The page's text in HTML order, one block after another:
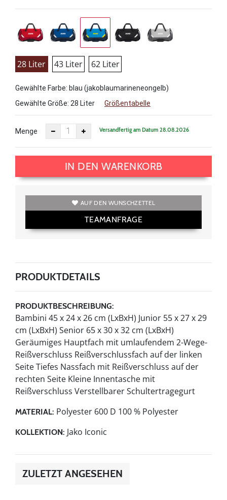
28 Liter 43 Liter 62 Liter
Gewählte Farbe: blau (jakoblaumarineneongelb)
Gewählte Größe: 28 Liter Größentabelle
Menge Versandfertig am Datum 28.08.2026
IN DEN WARENKORB
AUF DEN WUNSCHZETTEL
TEAMANFRAGE
PRODUKTDETAILS
PRODUKTBESCHREIBUNG:
Bambini 45 x 24 x 26 cm (LxBxH) Junior 55 x 27 x 29
cm (LxBxH) Senior 65 x 30 x 32 cm (LxBxH)
Geräumiges Hauptfach mit umlaufendem 2-Wege-
Reißverschluss Reißverschlussfach auf der linken
Seite Tiefes Nassfach mit Reißverschluss auf der
rechten Seite Kleine Innentasche mit
Reißverschluss Verstellbarer Schultertragegurt
MATERIAL: Polyester 600 D 100 % Polyester
KOLLEKTION: Jako Iconic
ZULETZT ANGESEHEN